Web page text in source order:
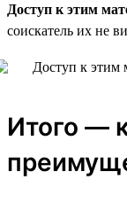
Доступ к этим
соискатель их не
Итого —